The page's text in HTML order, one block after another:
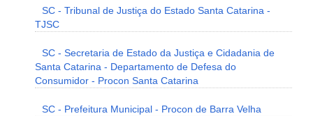
SC - Tribunal de Justiça do Estado Santa Catarina -
TJSC
SC - Secretaria de Estado da Justiça e Cidadania de
Santa Catarina - Departamento de Defesa do
Consumidor - Procon Santa Catarina
SC - Prefeitura Municipal - Procon de Barra Velha